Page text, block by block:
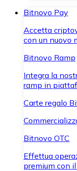
Bitnovo Pay
Accetta
con un nuovo
Bitnovo Ramp
Integra la
ramp in
Carte regalo
Bitnovo OTC
Effettua
premium con